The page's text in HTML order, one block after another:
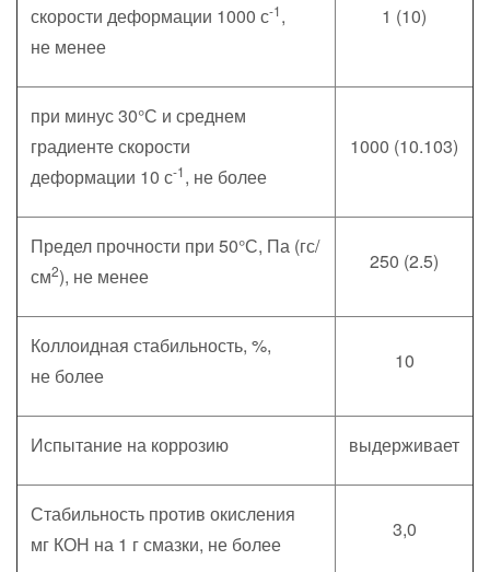
скорости деформации 1000 с-1,
не менее
1 (10)
при минус 30°С и среднем
градиенте скорости
деформации 10 с-1, не более
1000 (10.103)
Предел прочности при 50°С, Па (гс/
см2), не менее
250 (2.5)
Коллоидная стабильность, %,
не более
10
Испытание на коррозию выдерживает
Стабильность против окисления
мг КОН на 1 г смазки, не более
3,0